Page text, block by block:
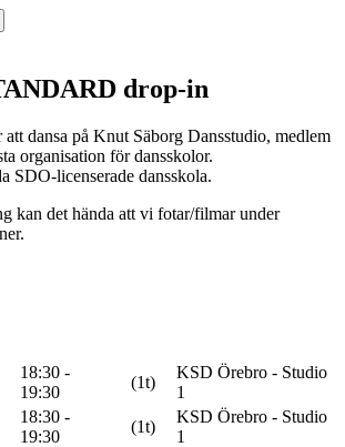
drop-in
dansa på Knut Säborg Dansstudio, medlem
organisation för dansskolor.
SDO-licenserade dansskola.
kan det hända att vi fotar/filmar under
18:30 -
19:30
(1t)
KSD Örebro - Studio
1
18:30 -
19:30
(1t)
KSD Örebro - Studio
1